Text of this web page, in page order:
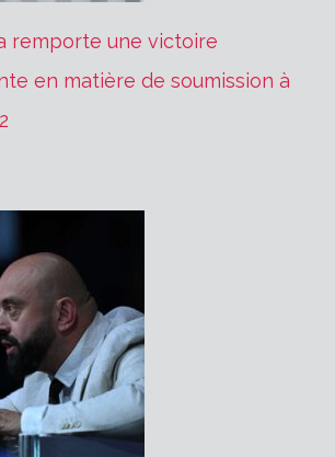
remporte une victoire
en matière de soumission à